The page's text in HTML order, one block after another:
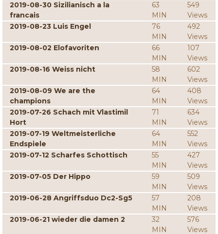
2019-08-30 Sizilianisch a la
francais
63
MIN
549
Views
2019-08-23 Luis Engel
76
MIN
492
Views
2019-08-02 Elofavoriten
66
MIN
107
Views
2019-08-16 Weiss nicht
58
MIN
602
Views
2019-08-09 We are the
champions
64
MIN
408
Views
2019-07-26 Schach mit Vlastimil
Hort
71
MIN
634
Views
2019-07-19 Weltmeisterliche
Endspiele
64
MIN
552
Views
2019-07-12 Scharfes Schottisch
55
MIN
427
Views
2019-07-05 Der Hippo
59
MIN
509
Views
2019-06-28 Angriffsduo Dc2-Sg5
57
MIN
208
Views
2019-06-21 wieder die damen 2
32
MIN
576
Views